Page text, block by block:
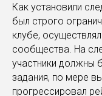
Как установили
был строго
клубе,
сообщества. На
участники должны
задания, по мере
прогрессировал